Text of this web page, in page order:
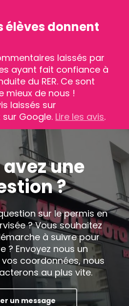
élèves donnent
laissés par
ayant fait confiance à
du RER. Ce sont
mieux de nous !
laissés sur
Google. Lire les avis.
une
?
sur le permis en
? Vous souhaitez
à suivre pour
? Envoyez nous un
coordonnées, nous
au plus vite.
un message